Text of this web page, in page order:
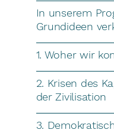
In unserem
Grundideen
1. Woher wir
2. Krisen des
der Zivilisation
3.